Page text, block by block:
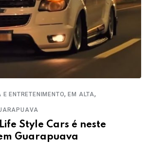
E ENTRETENIMENTO,EM ALTA,
Style Cars é neste
Guarapuava